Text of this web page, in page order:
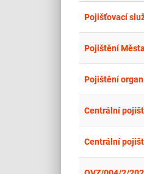
Pojišťovací
Pojištění
Pojištění
Centrální
Centrální